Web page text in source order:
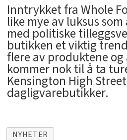
Inntrykket fra Whole
like mye av luksus
med politiske
butikken et viktig
flere av produktene
kommer nok til å ta
Kensington High
dagligvarebutikker.
NYHETER